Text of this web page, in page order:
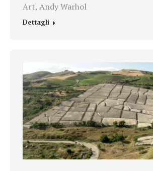
Art, Andy Warhol
Dettagli